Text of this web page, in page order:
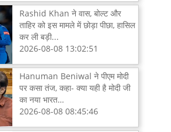
Rashid Khan ने वास, बोल्ट और
ताहिर को इस मामले में छोड़ा पीछा, हासिल
कर ली बड़ी...
2026-08-08 13:02:51
Hanuman Beniwal ने पीएम मोदी
पर कसा तंज, कहा- क्या यही है मोदी जी
का नया भारत…
2026-08-08 08:45:46